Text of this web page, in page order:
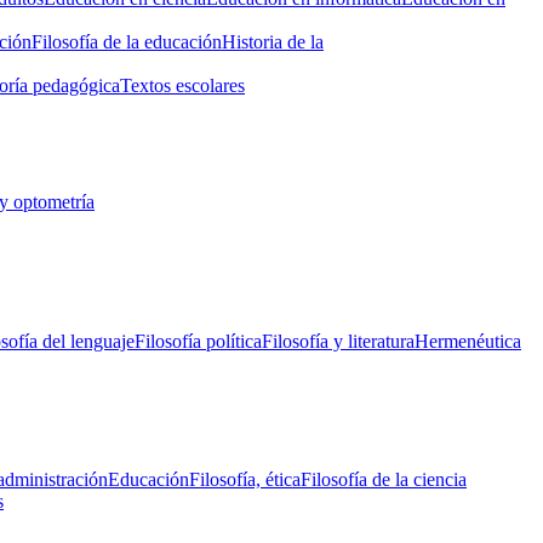
Filosofía de la educaciónHistoria de la
pedagógicaTextos escolares
optometría
del lenguajeFilosofía políticaFilosofía y literaturaHermenéutica
EducaciónFilosofía, éticaFilosofía de la ciencia